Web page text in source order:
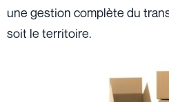
une gestion complète du
soit le territoire.